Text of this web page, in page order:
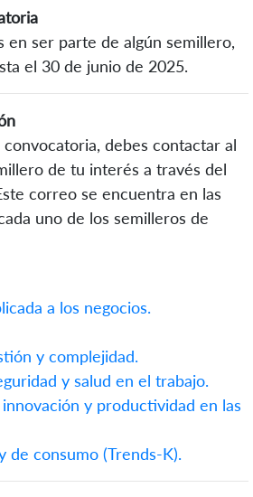
en ser parte de algún semillero,
el 30 de junio de 2025.
debes contactar al
de tu interés a través del
correo se encuentra en las
uno de los semilleros de
a los negocios.
y complejidad.
y salud en el trabajo.
y productividad en las
de consumo (Trends-K).